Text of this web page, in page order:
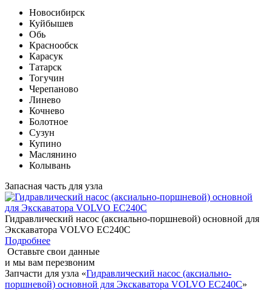
Новосибирск
Куйбышев
Обь
Краснообск
Карасук
Татарск
Тогучин
Черепаново
Линево
Кочнево
Болотное
Сузун
Купино
Маслянино
Колывань
Запасная часть для узла
Гидравлический насос (аксиально-поршневой) основной для
Экскаватора VOLVO EC240C
Подробнее
Оставьте свои данные
и мы вам перезвоним
Запчасти для узла «Гидравлический насос (аксиально-
поршневой) основной для Экскаватора VOLVO EC240C»